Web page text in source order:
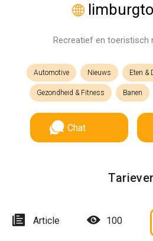
Recreatief en toeristisch
Automotive Nieuws Eten &
Gezondheid & Fitness Banen
Chat
Article 100